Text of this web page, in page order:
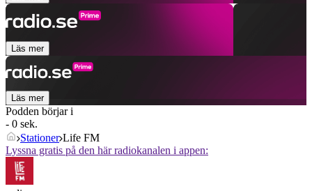
Läs mer
Läs mer
Podden börjar i
- 0 sek.
Stationer Life FM
Lyssna gratis på den här radiokanalen i appen: